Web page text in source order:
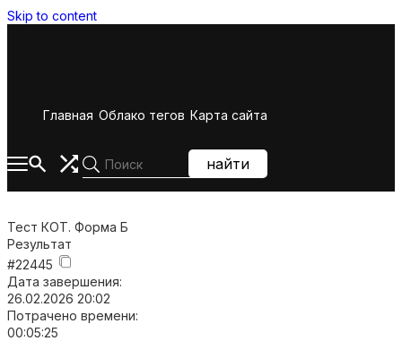
Skip to content
Главная Облако тегов Карта сайта
найти
Тест КОТ. Форма Б
Результат
#22445
Дата завершения:
26.02.2026 20:02
Потрачено времени:
00:05:25